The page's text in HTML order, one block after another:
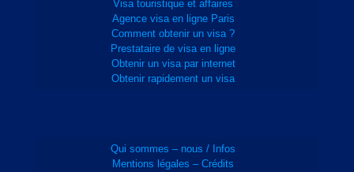
Visa touristique et affaires
Agence visa en ligne Paris
Comment obtenir un visa ?
Prestataire de visa en ligne
Obtenir un visa par internet
Obtenir rapidement un visa
Qui sommes – nous / Infos
Mentions légales – Crédits